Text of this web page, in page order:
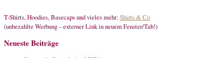
T-Shirts, Hoodies, Basecaps und vieles mehr: Shirts & Co
(unbezahlte Werbung – externer Link in neuem Fenster/Tab!)
Neueste Beiträge